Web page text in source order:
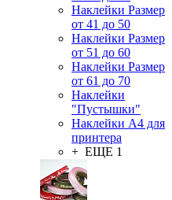
Наклейки Размер
от 41 до 50
Наклейки Размер
от 51 до 60
Наклейки Размер
от 61 до 70
Наклейки
"Пустышки"
Наклейки А4 для
принтера
+ ЕЩЕ 1